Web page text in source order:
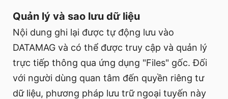
Quản lý và sao lưu dữ liệu
Nội dung ghi lại được tự động lưu vào
DATAMAG và có thể được truy cập và quản lý
trực tiếp thông qua ứng dụng "Files" gốc. Đối
với người dùng quan tâm đến quyền riêng tư
dữ liệu, phương pháp lưu trữ ngoại tuyến này